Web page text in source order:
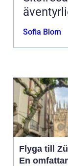
Sofia Blom
Flyga till
En